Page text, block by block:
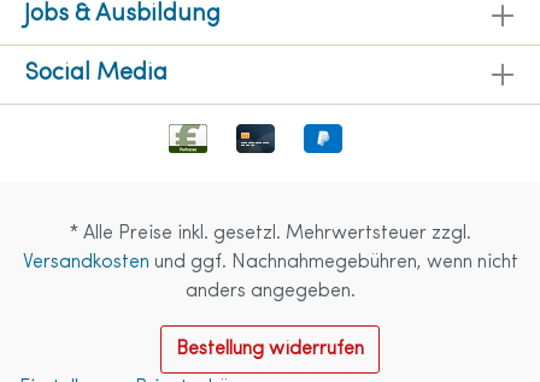
Jobs & Ausbildung
Social Media
* Alle Preise inkl. gesetzl. Mehrwertsteuer zzgl.
Versandkosten und ggf. Nachnahmegebühren, wenn nicht
anders angegeben.
Bestellung widerrufen